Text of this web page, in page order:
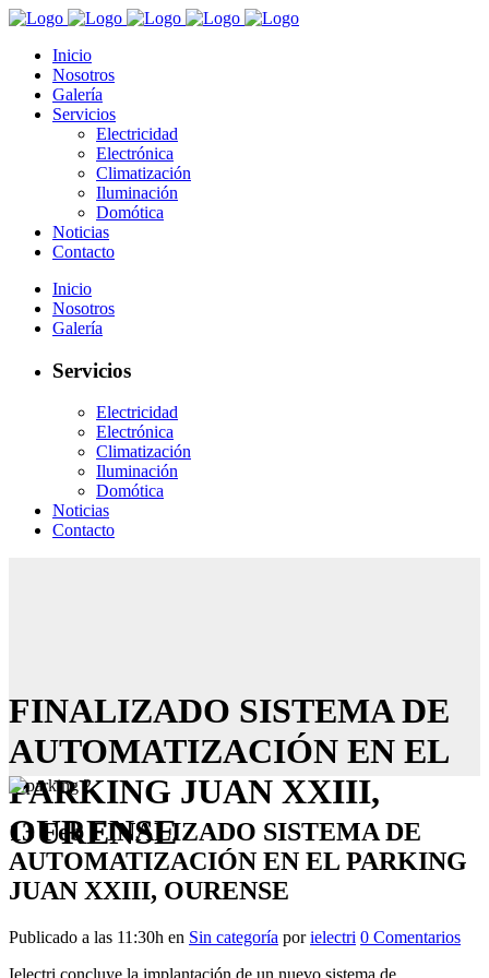
Inicio
Nosotros
Galería
Servicios
Electricidad
Electrónica
Climatización
Iluminación
Domótica
Noticias
Contacto
Inicio
Nosotros
Galería
Servicios
Electricidad
Electrónica
Climatización
Iluminación
Domótica
Noticias
Contacto
FINALIZADO SISTEMA DE
AUTOMATIZACIÓN EN EL
PARKING JUAN XXIII,
OURENSE
13 FebFINALIZADO SISTEMA DE
AUTOMATIZACIÓN EN EL PARKING
JUAN XXIII, OURENSE
Publicado a las 11:30h en Sin categoría porielectri 0 Comentarios